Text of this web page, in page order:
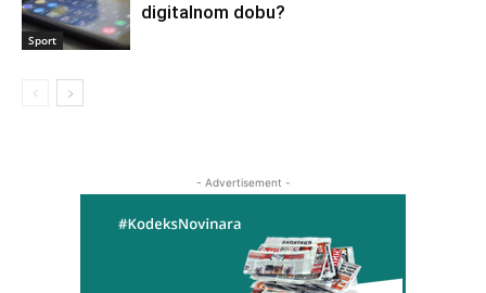
Sport
digitalnom dobu?
- Advertisement -